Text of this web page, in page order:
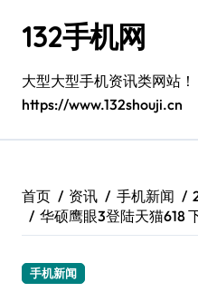
132手机网
大型大型手机资讯类网站！
https://www.132shouji.cn
首页 资讯 手机新闻
华硕鹰眼3登陆天猫618
手机新闻